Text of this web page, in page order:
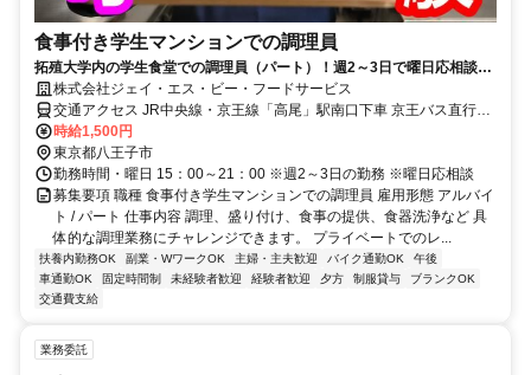
食事付き学生マンションでの調理員
拓殖大学内の学生食堂での調理員（パート）！週2～3日で曜日応相談／
マイカー通勤可／調理経験者歓迎
株式会社ジェイ・エス・ビー・フードサービス
交通アクセス JR中央線・京王線「高尾」駅南口下車 京王バス直行5
分
時給1,500円
東京都八王子市
勤務時間・曜日 15：00～21：00 ※週2～3日の勤務 ※曜日応相談
募集要項 職種 食事付き学生マンションでの調理員 雇用形態 アルバイ
ト / パート 仕事内容 調理、盛り付け、食事の提供、食器洗浄など 具
体的な調理業務にチャレンジできます。 プライベートでのレ...
扶養内勤務OK 副業・WワークOK 主婦・主夫歓迎 バイク通勤OK
午後
車通勤OK
固定時間制 未経験者歓迎 経験者歓迎 夕方 制服貸与
ブランクOK
交通費支給
業務委託